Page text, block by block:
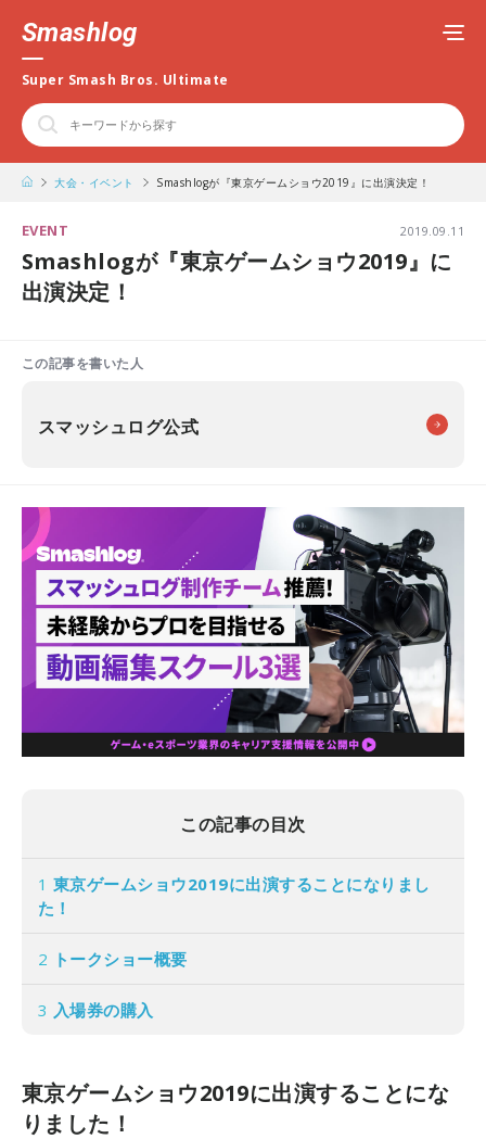
Smashlog
Super Smash Bros. Ultimate
大会・イベント Smashlogが『東京ゲームショウ2019』に出演決定！
EVENT 2019.09.11
Smashlogが『東京ゲームショウ2019』に
出演決定！
この記事を書いた人
スマッシュログ公式
この記事の目次
1 東京ゲームショウ2019に出演することになりまし
た！
2 トークショー概要
3 入場券の購入
東京ゲームショウ2019に出演することにな
りました！